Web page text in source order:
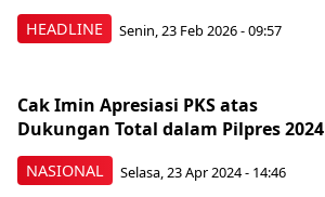
HEADLINE Senin, 23 Feb 2026 - 09:57
NASIONAL
Cak Imin Apresiasi PKS atas
Dukungan Total dalam Pilpres 2024
Selasa, 23 Apr 2024 - 14:46